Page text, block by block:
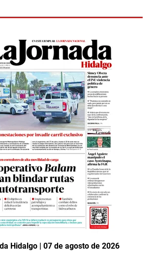
Hidalgo | 07 de agosto de 2026